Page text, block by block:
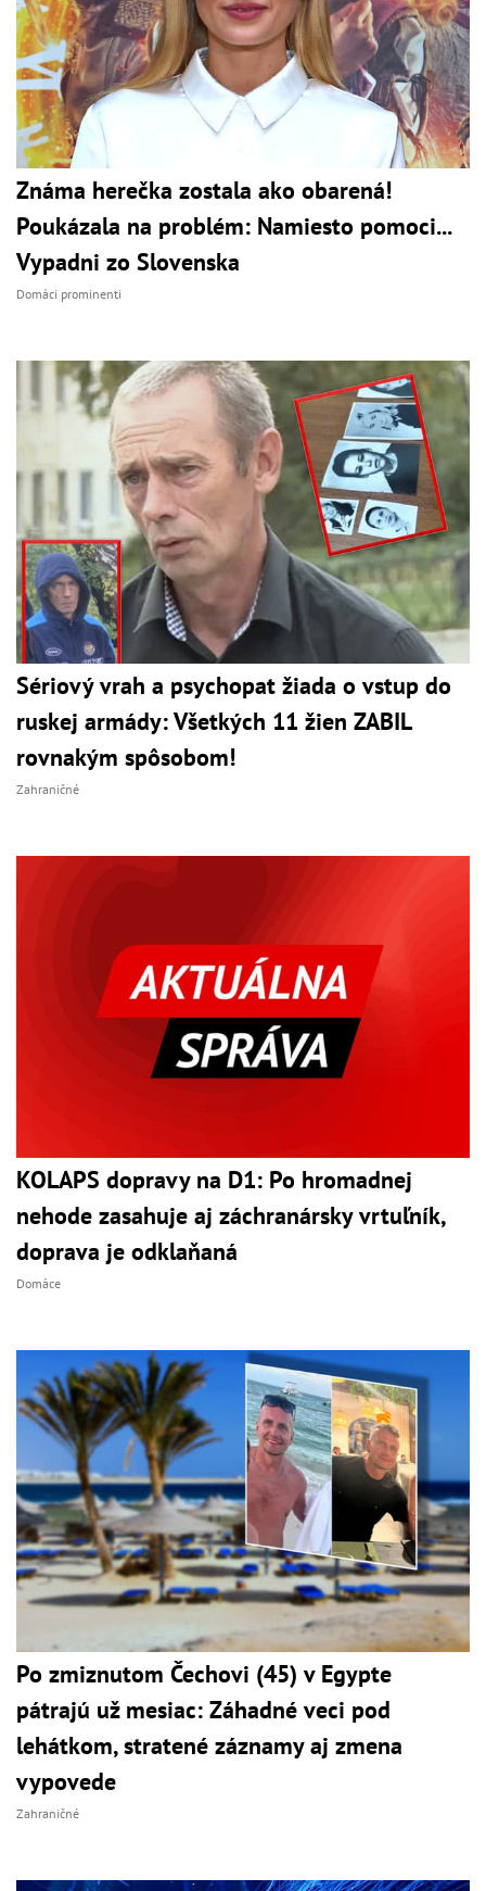
Známa herečka zostala ako obarená!
Poukázala na problém: Namiesto pomoci...
Vypadni zo Slovenska
Domáci prominenti
Sériový vrah a psychopat žiada o vstup do
ruskej armády: Všetkých 11 žien ZABIL
rovnakým spôsobom!
Zahraničné
KOLAPS dopravy na D1: Po hromadnej
nehode zasahuje aj záchranársky vrtuľník,
doprava je odklaňaná
Domáce
Po zmiznutom Čechovi (45) v Egypte
pátrajú už mesiac: Záhadné veci pod
lehátkom, stratené záznamy aj zmena
vypovede
Zahraničné